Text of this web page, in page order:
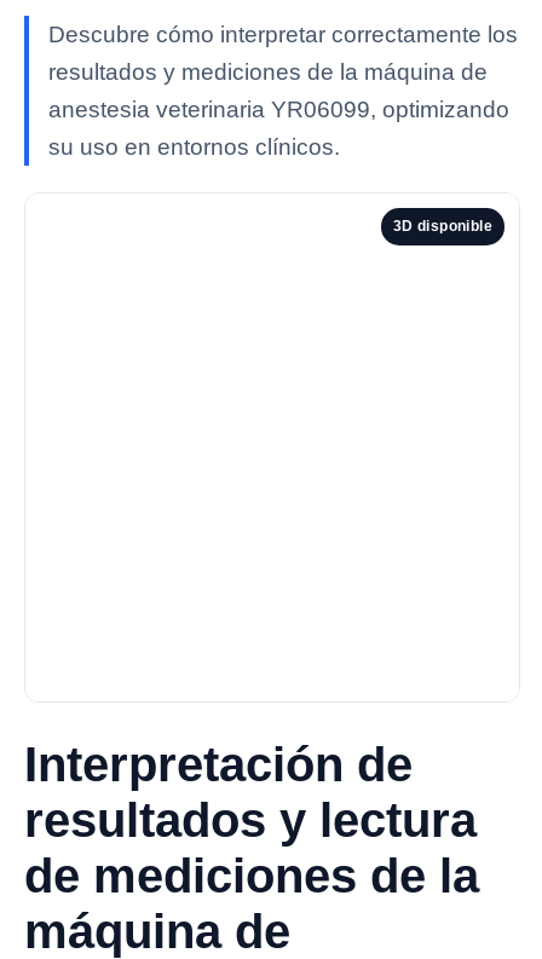
Descubre cómo interpretar correctamente los
resultados y mediciones de la máquina de
anestesia veterinaria YR06099, optimizando
su uso en entornos clínicos.
3D disponible
Interpretación de
resultados y lectura
de mediciones de la
máquina de